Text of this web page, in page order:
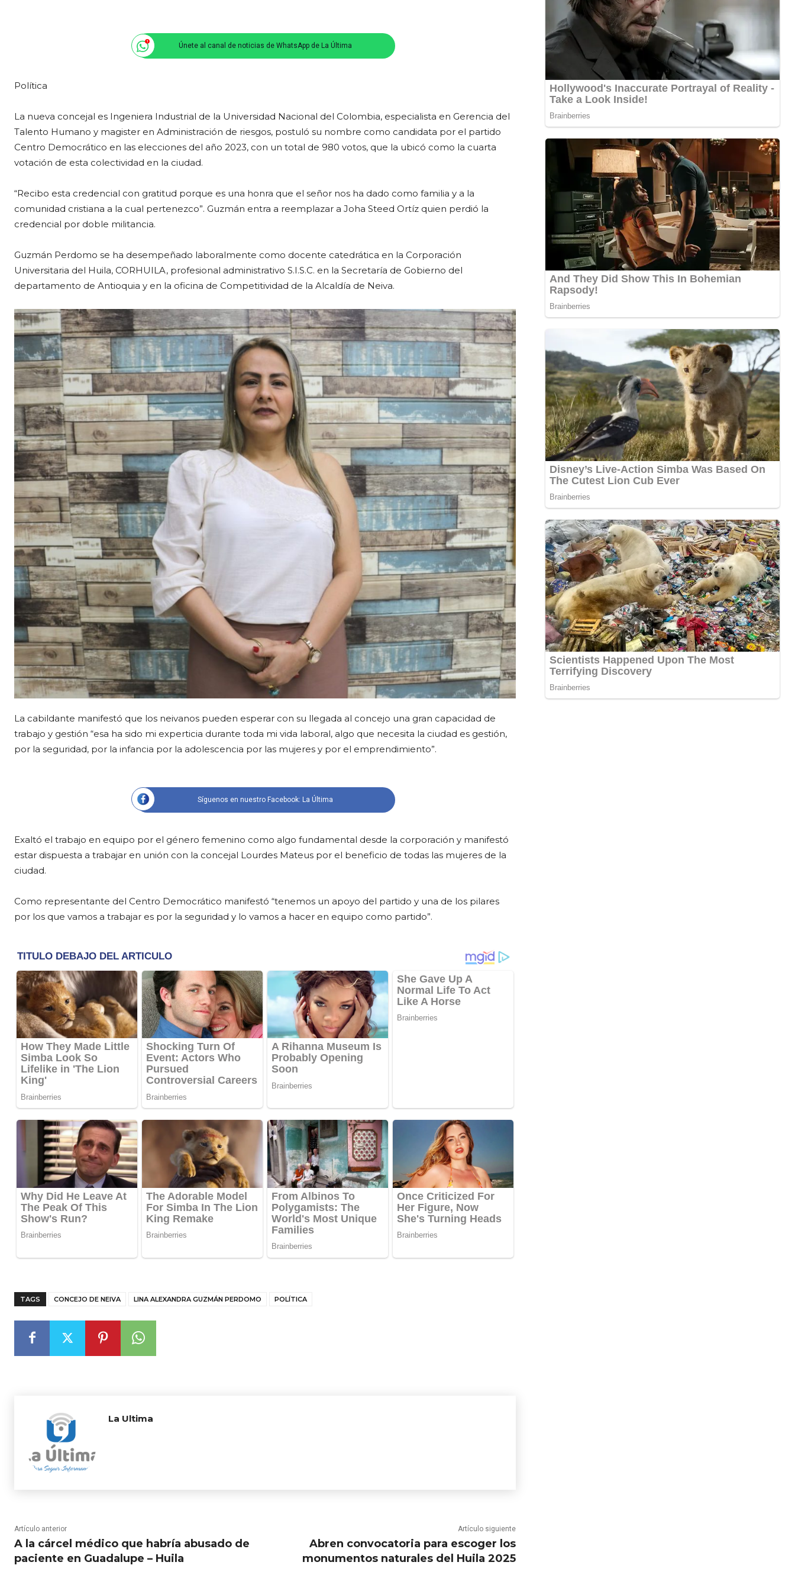
Únete al canal de noticias de WhatsApp de La Última
Política
La nueva concejal es Ingeniera Industrial de la Universidad Nacional del Colombia, especialista en Gerencia del
Talento Humano y magister en Administración de riesgos, postuló su nombre como candidata por el partido
Centro Democrático en las elecciones del año 2023, con un total de 980 votos, que la ubicó como la cuarta
votación de esta colectividad en la ciudad.
“Recibo esta credencial con gratitud porque es una honra que el señor nos ha dado como familia y a la
comunidad cristiana a la cual pertenezco”. Guzmán entra a reemplazar a Joha Steed Ortíz quien perdió la
credencial por doble militancia.
Guzmán Perdomo se ha desempeñado laboralmente como docente catedrática en la Corporación
Universitaria del Huila, CORHUILA, profesional administrativo S.I.S.C. en la Secretaría de Gobierno del
departamento de Antioquia y en la oficina de Competitividad de la Alcaldía de Neiva.
La cabildante manifestó que los neivanos pueden esperar con su llegada al concejo una gran capacidad de
trabajo y gestión “esa ha sido mi experticia durante toda mi vida laboral, algo que necesita la ciudad es gestión,
por la seguridad, por la infancia por la adolescencia por las mujeres y por el emprendimiento”.
Síguenos en nuestro Facebook: La Última
Exaltó el trabajo en equipo por el género femenino como algo fundamental desde la corporación y manifestó
estar dispuesta a trabajar en unión con la concejal Lourdes Mateus por el beneficio de todas las mujeres de la
ciudad.
Como representante del Centro Democrático manifestó “tenemos un apoyo del partido y una de los pilares
por los que vamos a trabajar es por la seguridad y lo vamos a hacer en equipo como partido”.
TAGS CONCEJO DE NEIVA LINA ALEXANDRA GUZMÁN PERDOMO POLÍTICA
La Ultima
Artículo anterior
A la cárcel médico que habría abusado de
paciente en Guadalupe – Huila
Artículo siguiente
Abren convocatoria para escoger los
monumentos naturales del Huila 2025